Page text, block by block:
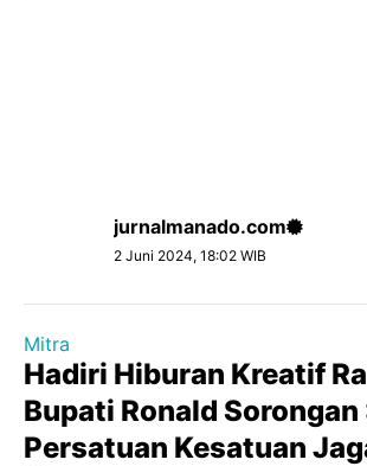
jurnalmanado.com
2 Juni 2024, 18:02 WIB
Mitra
Hadiri Hiburan Kreatif
Bupati Ronald Sorongan
Persatuan Kesatuan